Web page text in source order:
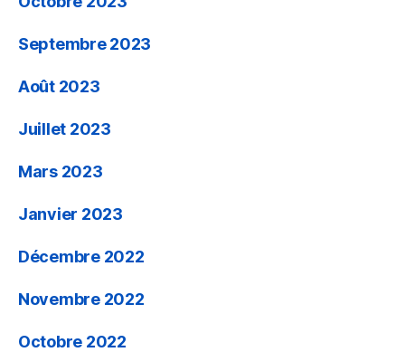
Septembre 2023
Août 2023
Juillet 2023
Mars 2023
Janvier 2023
Décembre 2022
Novembre 2022
Octobre 2022